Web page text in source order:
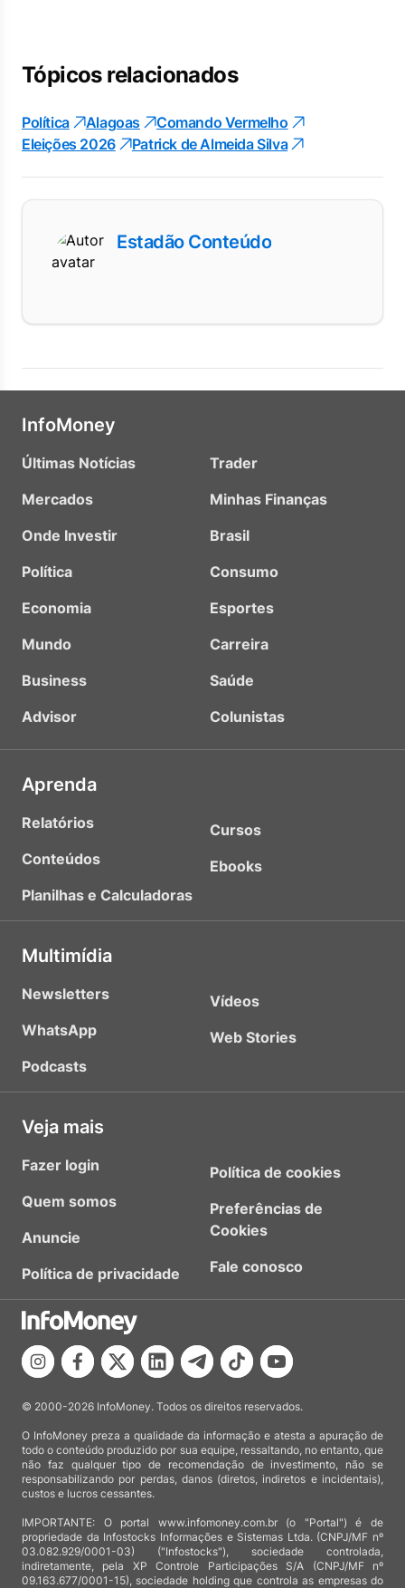
Tópicos relacionados
Política Alagoas
Comando Vermelho
Eleições 2026
Patrick de Almeida Silva
Estadão Conteúdo
InfoMoney
Últimas Notícias
Mercados
Onde Investir
Política
Economia
Mundo
Business
Advisor
Trader
Minhas Finanças
Brasil
Consumo
Esportes
Carreira
Saúde
Colunistas
Aprenda
Relatórios
Conteúdos
Planilhas e Calculadoras
Cursos
Ebooks
Multimídia
Newsletters
WhatsApp
Podcasts
Vídeos
Web Stories
Veja mais
Fazer login
Quem somos
Anuncie
Política de privacidade
Política de cookies
Preferências de
Cookies
Fale conosco
© 2000-2026 InfoMoney. Todos os direitos reservados.
O InfoMoney preza a qualidade da informação e atesta a apuração de
todo o conteúdo produzido por sua equipe, ressaltando, no entanto, que
não faz qualquer tipo de recomendação de investimento, não se
responsabilizando por perdas, danos (diretos, indiretos e incidentais),
custos e lucros cessantes.
IMPORTANTE: O portal www.infomoney.com.br (o "Portal") é de
propriedade da Infostocks Informações e Sistemas Ltda. (CNPJ/MF nº
03.082.929/0001-03) ("Infostocks"), sociedade controlada,
indiretamente, pela XP Controle Participações S/A (CNPJ/MF nº
09.163.677/0001-15), sociedade holding que controla as empresas do